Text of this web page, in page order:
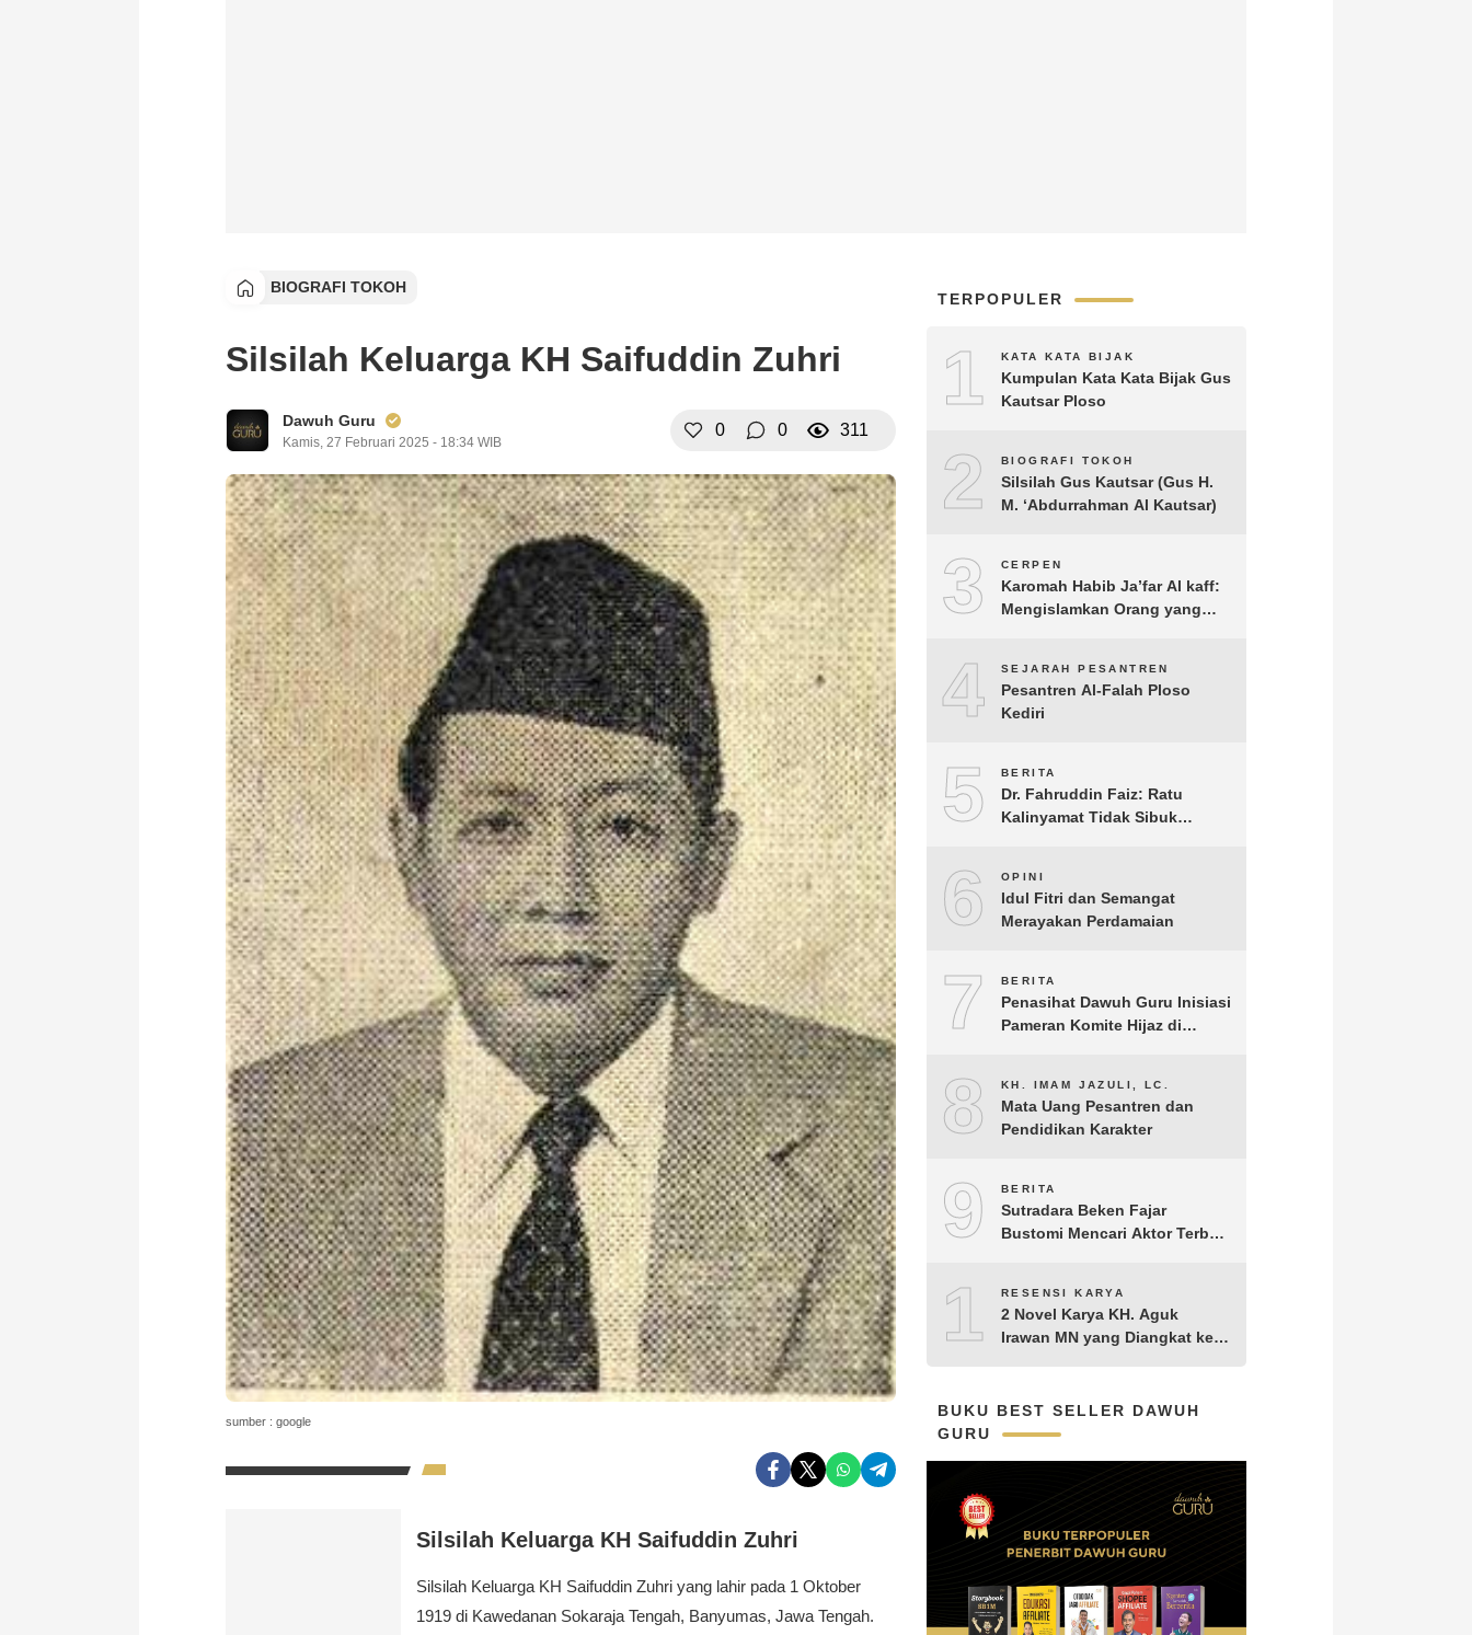
BIOGRAFI TOKOH
Silsilah Keluarga KH Saifuddin Zuhri
Dawuh Guru
Kamis, 27 Februari 2025 - 18:34 WIB
0 0 311
sumber : google
Silsilah Keluarga KH Saifuddin Zuhri
Silsilah Keluarga KH Saifuddin Zuhri yang lahir pada 1 Oktober
1919 di Kawedanan Sokaraja Tengah, Banyumas, Jawa Tengah.
TERPOPULER
1 KATA KATA BIJAK
Kumpulan Kata Kata Bijak Gus
Kautsar Ploso
2 BIOGRAFI TOKOH
Silsilah Gus Kautsar (Gus H.
M. ‘Abdurrahman Al Kautsar)
3 CERPEN
Karomah Habib Ja’far Al kaff:
Mengislamkan Orang yang
4 SEJARAH PESANTREN
Pesantren Al-Falah Ploso
Kediri
5 BERITA
Dr. Fahruddin Faiz: Ratu
Kalinyamat Tidak Sibuk
Perekonomian Rakyatnya
6 OPINI
Idul Fitri dan Semangat
Merayakan Perdamaian
7 BERITA
Penasihat Dawuh Guru Inisiasi
Pameran Komite Hijaz di
8 KH. IMAM JAZULI, LC.
Mata Uang Pesantren dan
Pendidikan Karakter
9 BERITA
Sutradara Beken Fajar
Bustomi Mencari Aktor Terbaik
KH. Hasyim Asy’ari karya KH.
Aguk Irawan MN
10RESENSI KARYA
2 Novel Karya KH. Aguk
Irawan MN yang Diangkat ke
BUKU BEST SELLER DAWUH
GURU